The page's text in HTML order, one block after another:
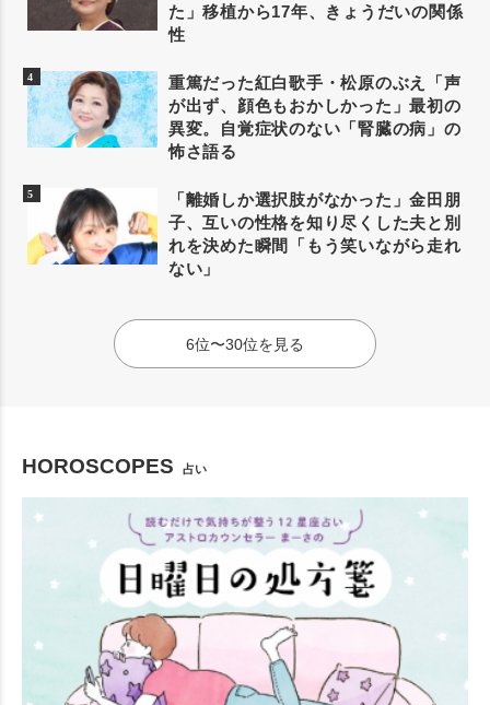
た」移植から17年、きょうだいの関係
性
重篤だった紅白歌手・松原のぶえ「声
が出ず、顔色もおかしかった」最初の
異変。自覚症状のない「腎臓の病」の
怖さ語る
「離婚しか選択肢がなかった」金田朋
子、互いの性格を知り尽くした夫と別
れを決めた瞬間「もう笑いながら走れ
ない」
6位〜30位を見る
HOROSCOPES 占い